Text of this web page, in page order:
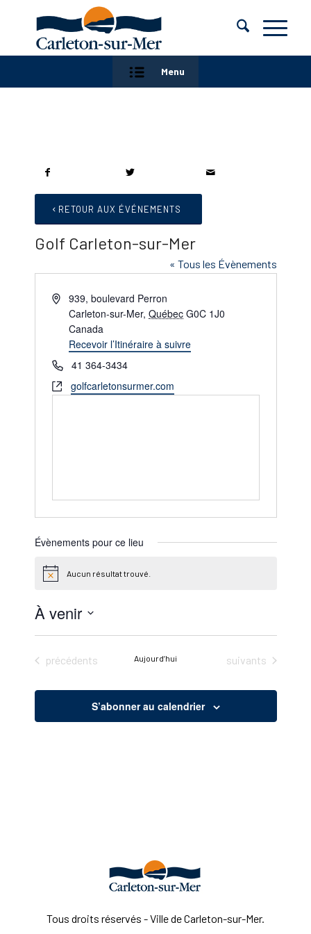
Menu
RETOUR AUX ÉVÉNEMENTS
Golf Carleton-sur-Mer
« Tous les Évènements
Adresse939, boulevard Perron
Carleton-sur-Mer, Québec G0C 1J0
Canada
Recevoir l’Itinéraire à suivre
Téléphone
41 364-3434
Site
golfcarletonsurmer.com
Évènements pour ce lieu
NoticeAucun résultat trouvé.
À venir
Sélectionnez
date.
Évènements
précédents Aujourd’hui Évènements
suivants
S’abonner au calendrier
Tous droits réservés - Ville de Carleton-sur-Mer.